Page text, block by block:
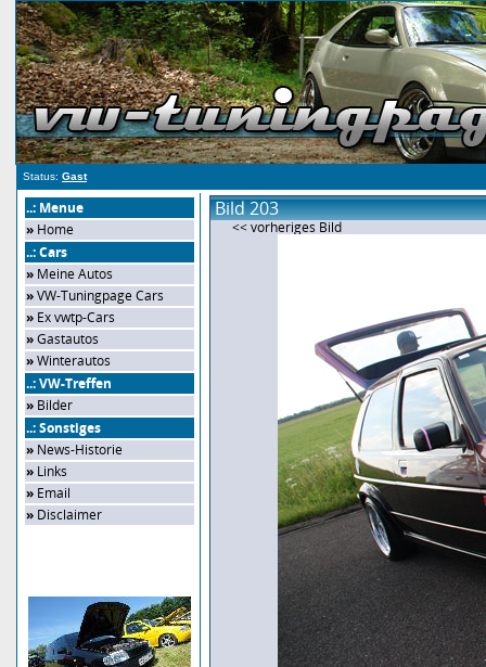
Status: Gast
..: Menue
» Home
..: Cars
» Meine Autos
»VW-Tuningpage Cars
» Ex vwtp-Cars
»Gastautos
»Winterautos
..: VW-Treffen
» Bilder
..: Sonstiges
» News-Historie
» Links
» Email
» Disclaimer
Bild 203
<< vorheriges Bild